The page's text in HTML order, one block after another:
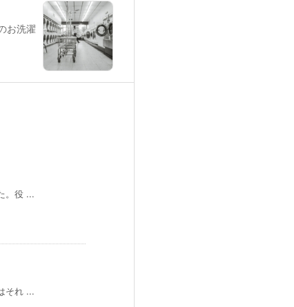
お洗濯
。役 ...
それ ...